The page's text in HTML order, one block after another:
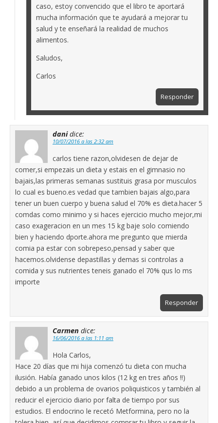
caso, estoy convencido que el libro te aportará
mucha información que te ayudará a mejorar tu
salud y te enseñará la realidad de muchos
alimentos.
Saludos,
Carlos
Responder
dani dice:
10/07/2016 a las 2:32 am
carlos tiene razon,olvidesen de dejar de
comer,si empezais un dieta y estais en el gimnasio no
bajais,las primeras semanas sustituis grasa por musculos
lo cual es bueno.es vedad que tambien bajais algo,para
tener un buen cuerpo y buena salud el 70% es dieta.hacer 5
comdas como minimo y si haces ejercicio mucho mejor,mi
caso exageracion en un mes 15 kg baje solo comiendo
bien y haciendo dporte.ahora me pregunto que mierda
comia pa estar con sobrepeso,pensad y saber que
hacemos.olvidense depastillas y demas si controlas a
comida y sus nutrientes teneis ganado el 70% qus lo ms
importe
Responder
Carmen dice:
16/06/2016 a las 1:11 am
Hola Carlos,
Hace 20 días que mi hija comenzó tu dieta con mucha
ilusión. Había ganado unos kilos (12 kg en tres años !!)
debido a un problema de ovarios poliquisticos y también al
reducir el ejercicio diario por falta de tiempo por sus
estudios. El endocrino le recetó Metformina, pero no la